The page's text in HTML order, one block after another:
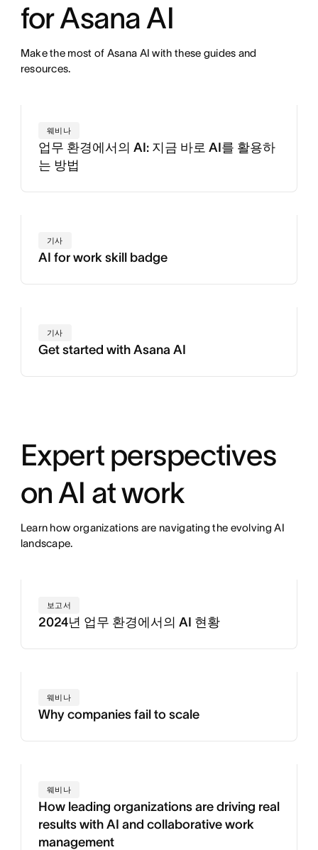
for Asana AI
Make the most of Asana AI with these guides and
resources.
웨비나
업무 환경에서의 AI: 지금 바로 AI를 활용하
는 방법
기사
AI for work skill badge
기사
Get started with Asana AI
Expert perspectives
on AI at work
Learn how organizations are navigating the evolving AI
landscape.
보고서
2024년 업무 환경에서의 AI 현황
웨비나
Why companies fail to scale
웨비나
How leading organizations are driving real
results with AI and collaborative work
management